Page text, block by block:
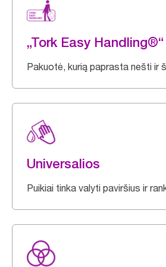
„Tork Easy
Pakuotė, kurią paprasta nešti ir
Universalios
Puikiai tinka valyti paviršius ir